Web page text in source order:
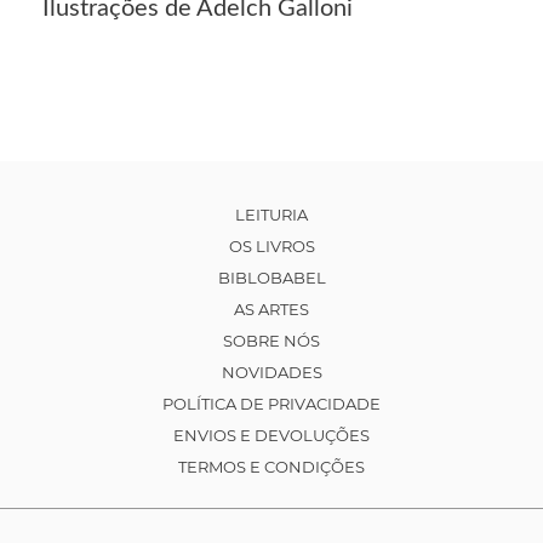
Ilustrações de Adelch Galloni
LEITURIA
OS LIVROS
BIBLOBABEL
AS ARTES
SOBRE NÓS
NOVIDADES
POLÍTICA DE PRIVACIDADE
ENVIOS E DEVOLUÇÕES
TERMOS E CONDIÇÕES